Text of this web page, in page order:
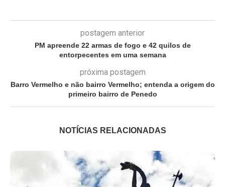
postagem anterior
PM apreende 22 armas de fogo e 42 quilos de
entorpecentes em uma semana
próxima postagem
Barro Vermelho e não bairro Vermelho; entenda a origem do
primeiro bairro de Penedo
NOTÍCIAS RELACIONADAS